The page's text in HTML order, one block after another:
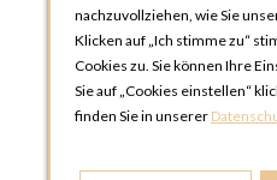
8302
nachzuvollziehen, wie Sie
Klicken auf „Ich stimme zu“
Cookies zu. Sie können Ihre
Sie auf „Cookies einstellen“
finden Sie in unserer